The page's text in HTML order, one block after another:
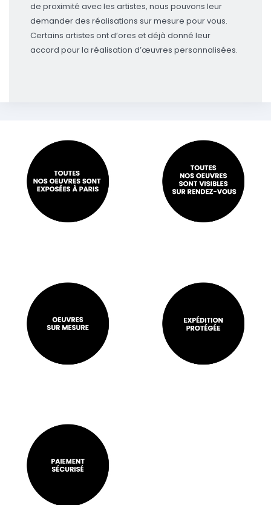
de proximité avec les artistes, nous pouvons leur
demander des réalisations sur mesure pour vous.
Certains artistes ont d’ores et déjà donné leur
accord pour la réalisation d’œuvres personnalisées.